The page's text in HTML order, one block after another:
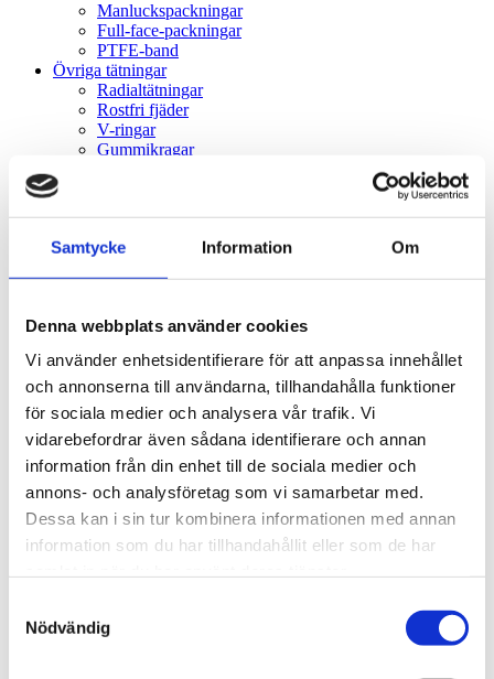
Samtycke Information Om
Denna webbplats använder cookies
Vi använder enhetsidentifierare för att anpassa innehållet
och annonserna till användarna, tillhandahålla funktioner
för sociala medier och analysera vår trafik. Vi
vidarebefordrar även sådana identifierare och annan
information från din enhet till de sociala medier och
annons- och analysföretag som vi samarbetar med.
Dessa kan i sin tur kombinera informationen med annan
information som du har tillhandahållit eller som de har
Nödvändig
Manluckspackningar
Full-face-packningar
PTFE-band
Övriga tätningar
Radialtätningar
Rostfri fjäder
V-ringar
Gummikragar
Sfäriska kullager
Cylindriska rullager
Lagerenheter och tillbehör
Ledlager
Axiallager
Nållager och tillbehör
Klämhyslor, KM-mutter och MB-brickor
Glidlager
MU P - PTFE, självsmörjande, rak
MU F - PTFE, självsmörjande, fläns
MU W - PTFE, självsmörjande, tryckbricka
MU S - PTFE, självsmörjande, glidplatta
BRM-80 P - Rullad brons, hål, rak